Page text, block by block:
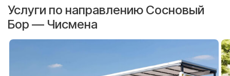
Услуги по направлению Сосновый
Бор — Чисмена